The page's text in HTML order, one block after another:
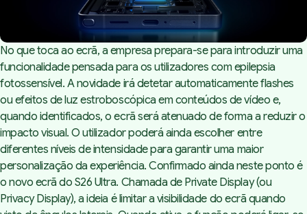
No que toca ao ecrã, a empresa prepara-se para introduzir uma
funcionalidade pensada para os utilizadores com epilepsia
fotossensível. A novidade irá detetar automaticamente flashes
ou efeitos de luz estroboscópica em conteúdos de vídeo e,
quando identificados, o ecrã será atenuado de forma a reduzir o
impacto visual. O utilizador poderá ainda escolher entre
diferentes níveis de intensidade para garantir uma maior
personalização da experiência. Confirmado ainda neste ponto é
o novo ecrã do S26 Ultra. Chamada de Private Display (ou
Privacy Display), a ideia é limitar a visibilidade do ecrã quando